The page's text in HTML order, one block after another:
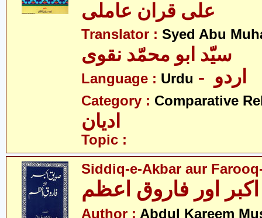
علی قران عاملی
Translator : Syed Abu
سیّد ابو محمّد نقوی
Language : Urdu
Category : Comparative
ادیان
Topic :
Siddiq-e-Akbar aur
اور فاروق اعظم
Author : Abdul Kareem